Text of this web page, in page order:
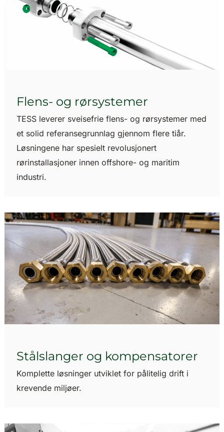
Flens- og rørsystemer
TESS leverer sveisefrie flens- og rørsystemer med
et solid referansegrunnlag gjennom flere tiår.
Løsningene har spesielt revolusjonert
rørinstallasjoner innen offshore- og maritim
industri.
Stålslanger og kompensatorer
Komplette løsninger utviklet for pålitelig drift i
krevende miljøer.